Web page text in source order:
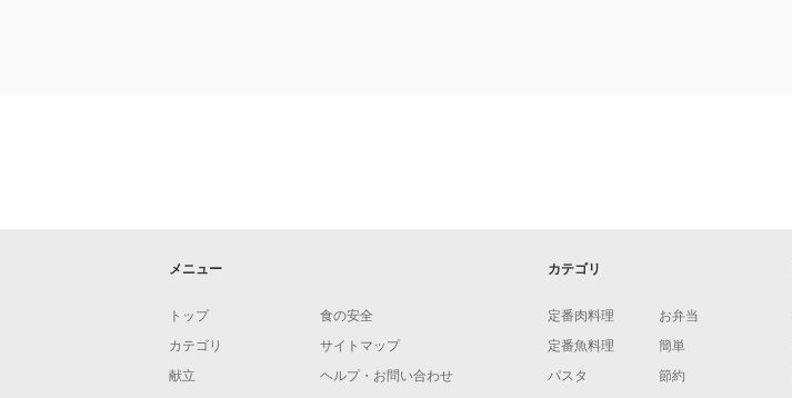
メニュー
トップ
カテゴリ
献立
食の安全
サイトマップ
ヘルプ・お問い合わせ
カテゴリ
定番肉料理
定番魚料理
パスタ
お弁当
簡単
節約